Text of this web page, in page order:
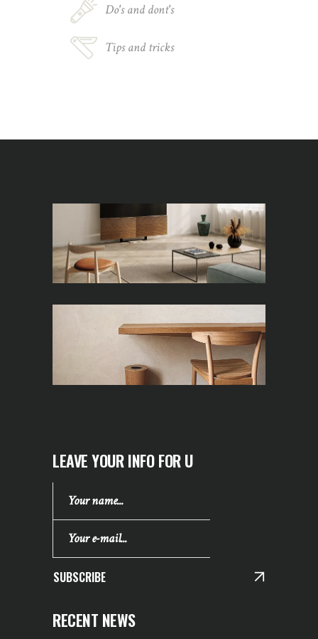
Do's and dont's
Tips and tricks
LEAVE YOUR INFO FOR U
SUBSCRIBE
RECENT NEWS